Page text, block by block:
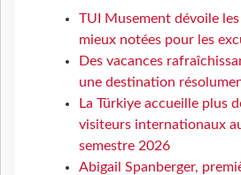
TUI Musement dévoile
mieux notées pour les
Des vacances
une destination
La Türkiye accueille plus
visiteurs internationaux
semestre 2026
Abigail Spanberger,